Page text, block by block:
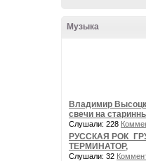
Музыка
Владимир
свечи на
Слушали: 228
РУССКАЯ
ТЕРМИНАТОР,
Слушали: 32